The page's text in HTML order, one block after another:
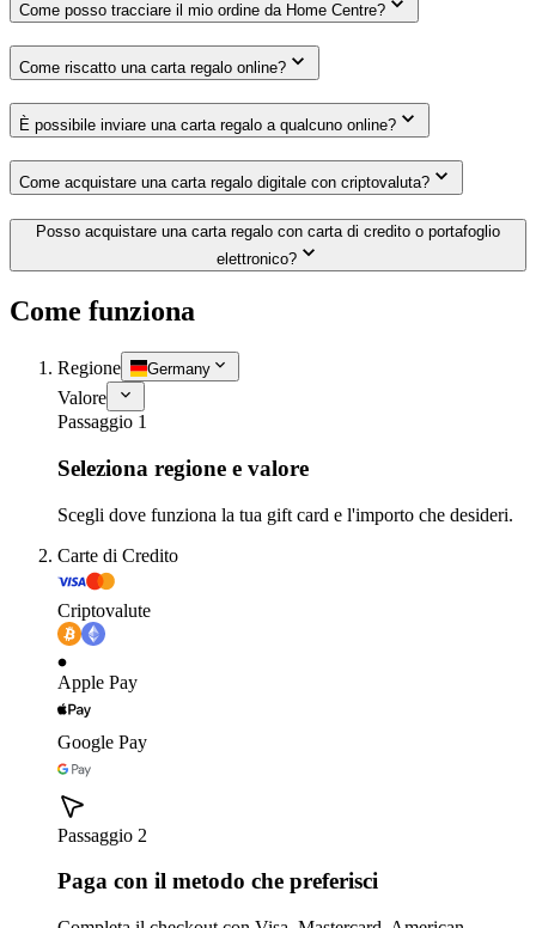
Come posso tracciare il mio ordine da Home Centre?
Come riscatto una carta regalo online?
È possibile inviare una carta regalo a qualcuno online?
Come acquistare una carta regalo digitale con criptovaluta?
Posso acquistare una carta regalo con carta di credito o portafoglio
elettronico?
Come funziona
Regione Germany
Valore
Passaggio 1
Seleziona regione e valore
Scegli dove funziona la tua gift card e l'importo che desideri.
Carte di Credito
Criptovalute
Apple Pay
Google Pay
Passaggio 2
Paga con il metodo che preferisci